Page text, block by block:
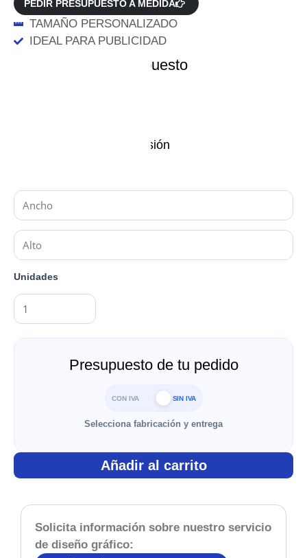
PEDIR PRESUPUESTO A MEDIDA
TAMAÑO PERSONALIZADO
IDEAL PARA PUBLICIDAD
Datos para el presupuesto
Características de impresión
Unidades
Presupuesto de tu pedido
CON IVA SIN IVA
Selecciona fabricación y entrega
Añadir al carrito
Solicita información sobre nuestro servicio
de diseño gráfico: